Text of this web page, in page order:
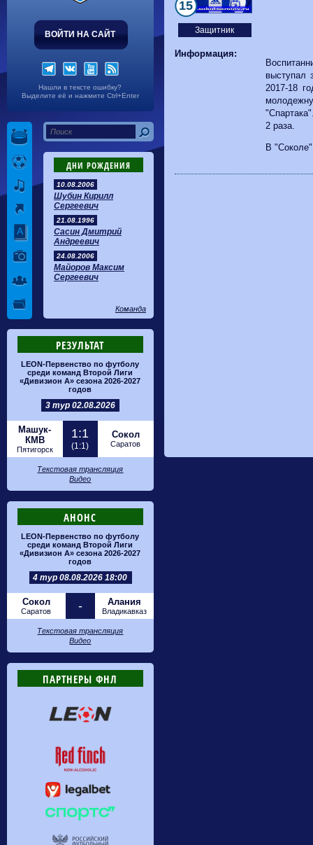
ВОЙТИ НА САЙТ
Нашли в тексте ошибку?
Выделите её и нажмите Ctrl+Enter
ДНИ РОЖДЕНИЯ
10.08.2006
Шубин Кирилл
Сергеевич
21.08.1996
Сасин Дмитрий
Андреевич
24.08.2006
Майоров Максим
Сергеевич
Команда
РЕЗУЛЬТАТ
LEON-Первенство по футболу
среди команд Второй Лиги
«Дивизион А» сезона 2026-2027
годов
3 тур 02.08.2026
Машук-
КМВ
Пятигорск
1:1
(1:1)
Сокол
Саратов
Текстовая трансляция
Видео
АНОНС
LEON-Первенство по футболу
среди команд Второй Лиги
«Дивизион А» сезона 2026-2027
годов
4 тур 08.08.2026 18:00
Сокол
Саратов - Алания
Владикавказ
Текстовая трансляция
Видео
ПАРТНЕРЫ ФНЛ
Защитник
15
Информация:
выступал
2017-18
2 раза.
В
Калуга
0-1 Сибирь